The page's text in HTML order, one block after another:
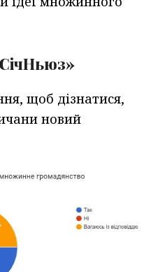
щоб дізнатися,
новий